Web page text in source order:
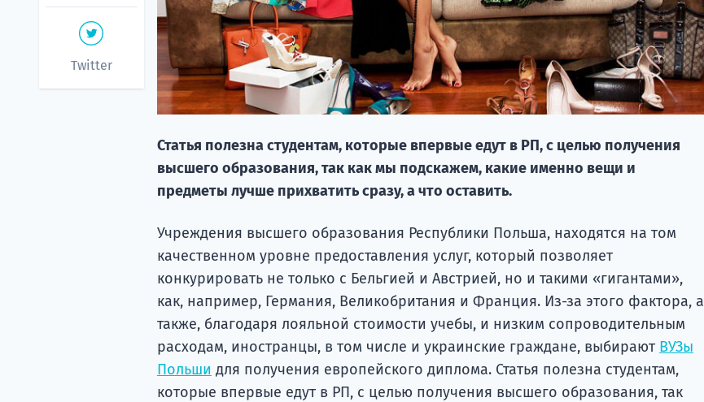
Twitter
Статья полезна студентам, которые впервые едут в РП, с целью получения
высшего образования, так как мы подскажем, какие именно вещи и
предметы лучше прихватить сразу, а что оставить.
Учреждения высшего образования Республики Польша, находятся на том
качественном уровне предоставления услуг, который позволяет
конкурировать не только с Бельгией и Австрией, но и такими «гигантами»,
как, например, Германия, Великобритания и Франция. Из-за этого фактора, а
также, благодаря лояльной стоимости учебы, и низким сопроводительным
расходам, иностранцы, в том числе и украинские граждане, выбирают ВУЗы
Польши для получения европейского диплома. Статья полезна студентам,
которые впервые едут в РП, с целью получения высшего образования, так